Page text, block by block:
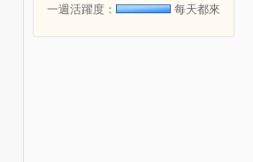
一週活躍度：
每天都來